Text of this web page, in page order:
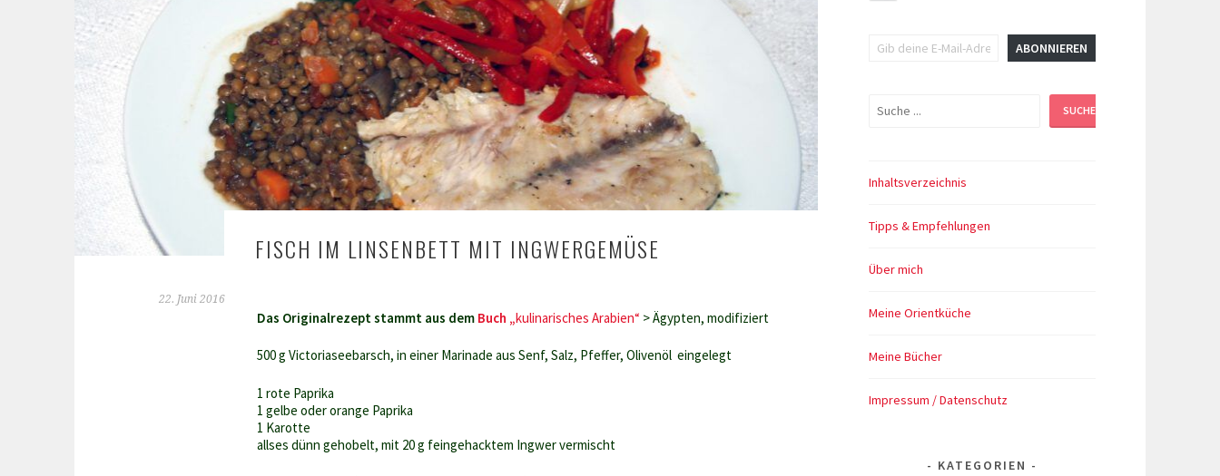
FISCH IM LINSENBETT MIT INGWERGEMÜSE
22. Juni 2016
Das Originalrezept stammt aus dem Buch „kulinarisches Arabien“ > Ägypten, modifiziert
500 g Victoriaseebarsch, in einer Marinade aus Senf, Salz, Pfeffer, Olivenöl eingelegt
1 rote Paprika
1 gelbe oder orange Paprika
1 Karotte
allses dünn gehobelt, mit 20 g feingehacktem Ingwer vermischt
ABONNIEREN
Suchen SUCHEN
Inhaltsverzeichnis
Tipps & Empfehlungen
Über mich
Meine Orientküche
Meine Bücher
Impressum / Datenschutz
KATEGORIEN